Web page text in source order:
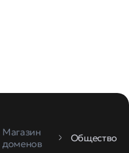
Магазин
доменов
Общество